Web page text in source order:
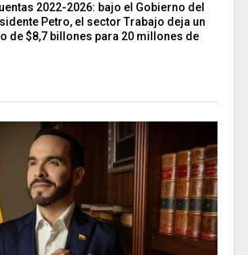
2022-2026: bajo el Gobierno del
Petro, el sector Trabajo deja un
de $8,7 billones para 20 millones de